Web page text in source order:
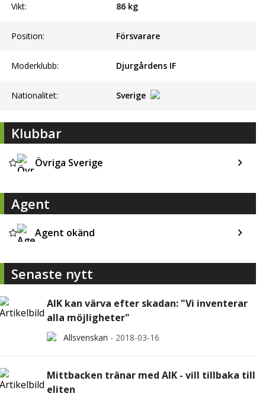
Vikt: 86kg
Position: Försvarare
Moderklubb: Djurgårdens IF
Nationalitet: Sverige
Klubbar
Övriga Sverige
Agent
Agent okänd
Senaste nytt
AIK kan värva efter skadan: "Vi inventerar
alla möjligheter"
Allsvenskan - 2018-03-16
Mittbacken tränar med AIK - vill tillbaka till
eliten